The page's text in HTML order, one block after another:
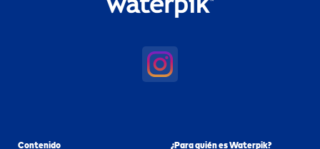
Contenido ¿Para quién es Waterpik?